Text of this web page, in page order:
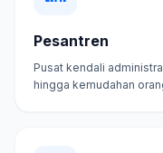
Pesantren
Pusat kendali
hingga kemudahan